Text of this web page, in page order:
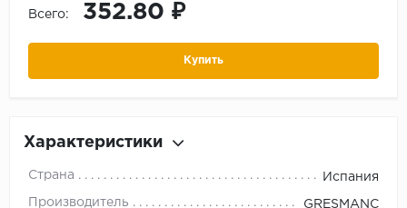
Всего: 352.80 ₽
Купить
Характеристики
Страна Испания
Производитель GRESMANC